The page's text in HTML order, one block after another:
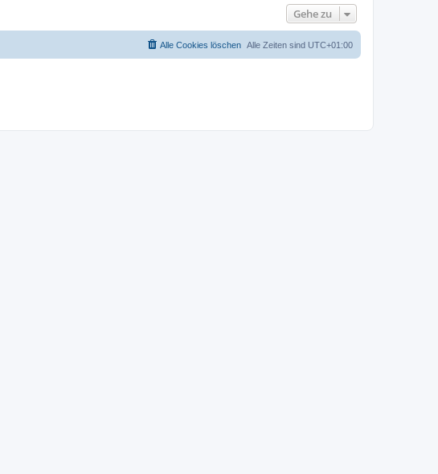
Gehe zu
Alle Zeiten sind UTC+01:00
Alle Cookies löschen